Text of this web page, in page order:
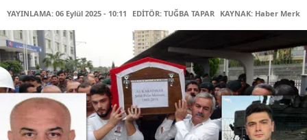
YAYINLAMA: 06 Eylül 2025 - 10:11 EDİTÖR: TUĞBA TAPAR KAYNAK: Haber